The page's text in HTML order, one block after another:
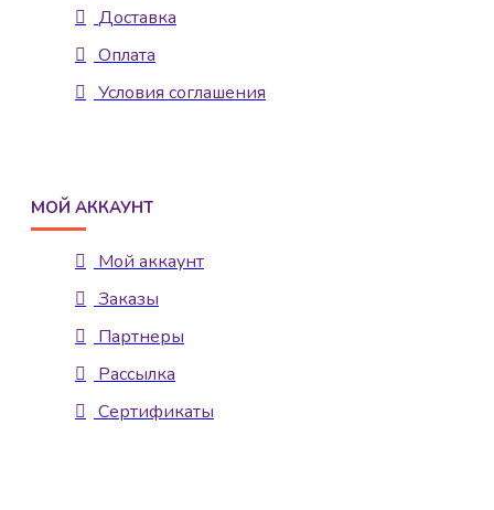
Доставка
Оплата
Условия соглашения
МОЙ АККАУНТ
Мой аккаунт
Заказы
Партнеры
Рассылка
Сертификаты